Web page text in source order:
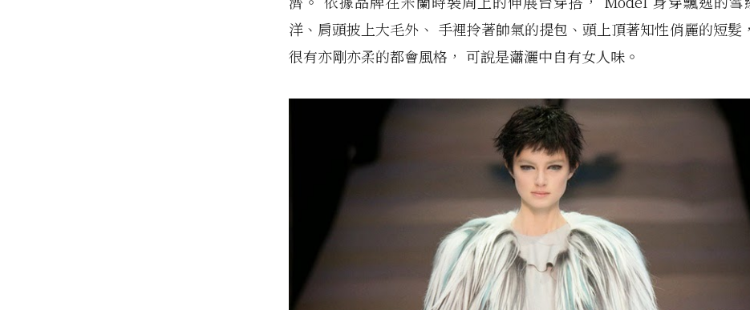
洋、肩頭披上大毛外、 手裡拎著帥氣的提包、頭上頂著知性俏麗的短髮
很有亦剛亦柔的都會風格， 可說是瀟灑中自有女人味。